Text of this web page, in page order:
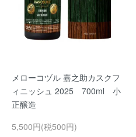
メローコヅル 嘉之助カスクフ
ィニッシュ 2025 700ml 小
正醸造
5,500円(税500円)